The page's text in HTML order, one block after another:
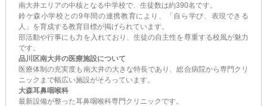
南大井エリアの中核となる中学校で、生徒数は約390名です。
鈴ケ森小学校との9年間の連携教育により、「自ら学び、表現できる
人」を育成する教育目標が掲げられています。
部活動や行事にも力を入れており、生徒の自主性を尊重する校風が魅力
です。
品川区南大井の医療施設について
医療体制の充実度も南大井の大きな特長であり、総合病院から専門クリ
ニックまで幅広い施設がそろっています。
大森耳鼻咽喉科
最新設備が整った耳鼻咽喉科専門クリニックです。